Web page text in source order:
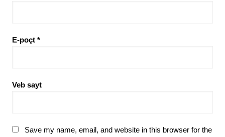
E-poçt *
Veb sayt
Save my name, email, and website in this browser for the